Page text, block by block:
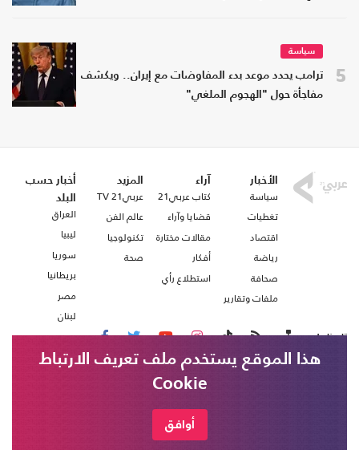
5
سياسة
ترامب يحدد موعد بدء المفاوضات مع إيران.. ويكشف
مفاجأة حول "الهجوم الملغي"
الأخبار
سياسة
تغطيات
اقتصاد
رياضة
صحافة
ملفات وتقارير
آراء
كتاب عربي21
قضايا وآراء
مقالات مختارة
أفكار
استطلاع رأي
المزيد
عربي21 TV
عالم الفن
تكنولوجيا
صحة
أخبار حسب
البلد
العراق
ليبيا
سوريا
بريطانيا
مصر
لبنان
تابعنا على
هذا الموقع يستخدم ملف تعريف الارتباط
Cookie
أوافق